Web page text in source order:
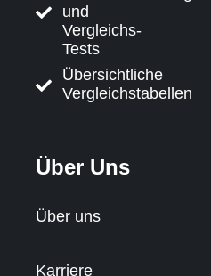
und
Vergleichs-
Tests
Übersichtliche
Vergleichstabellen
Über Uns
Über uns
Karriere